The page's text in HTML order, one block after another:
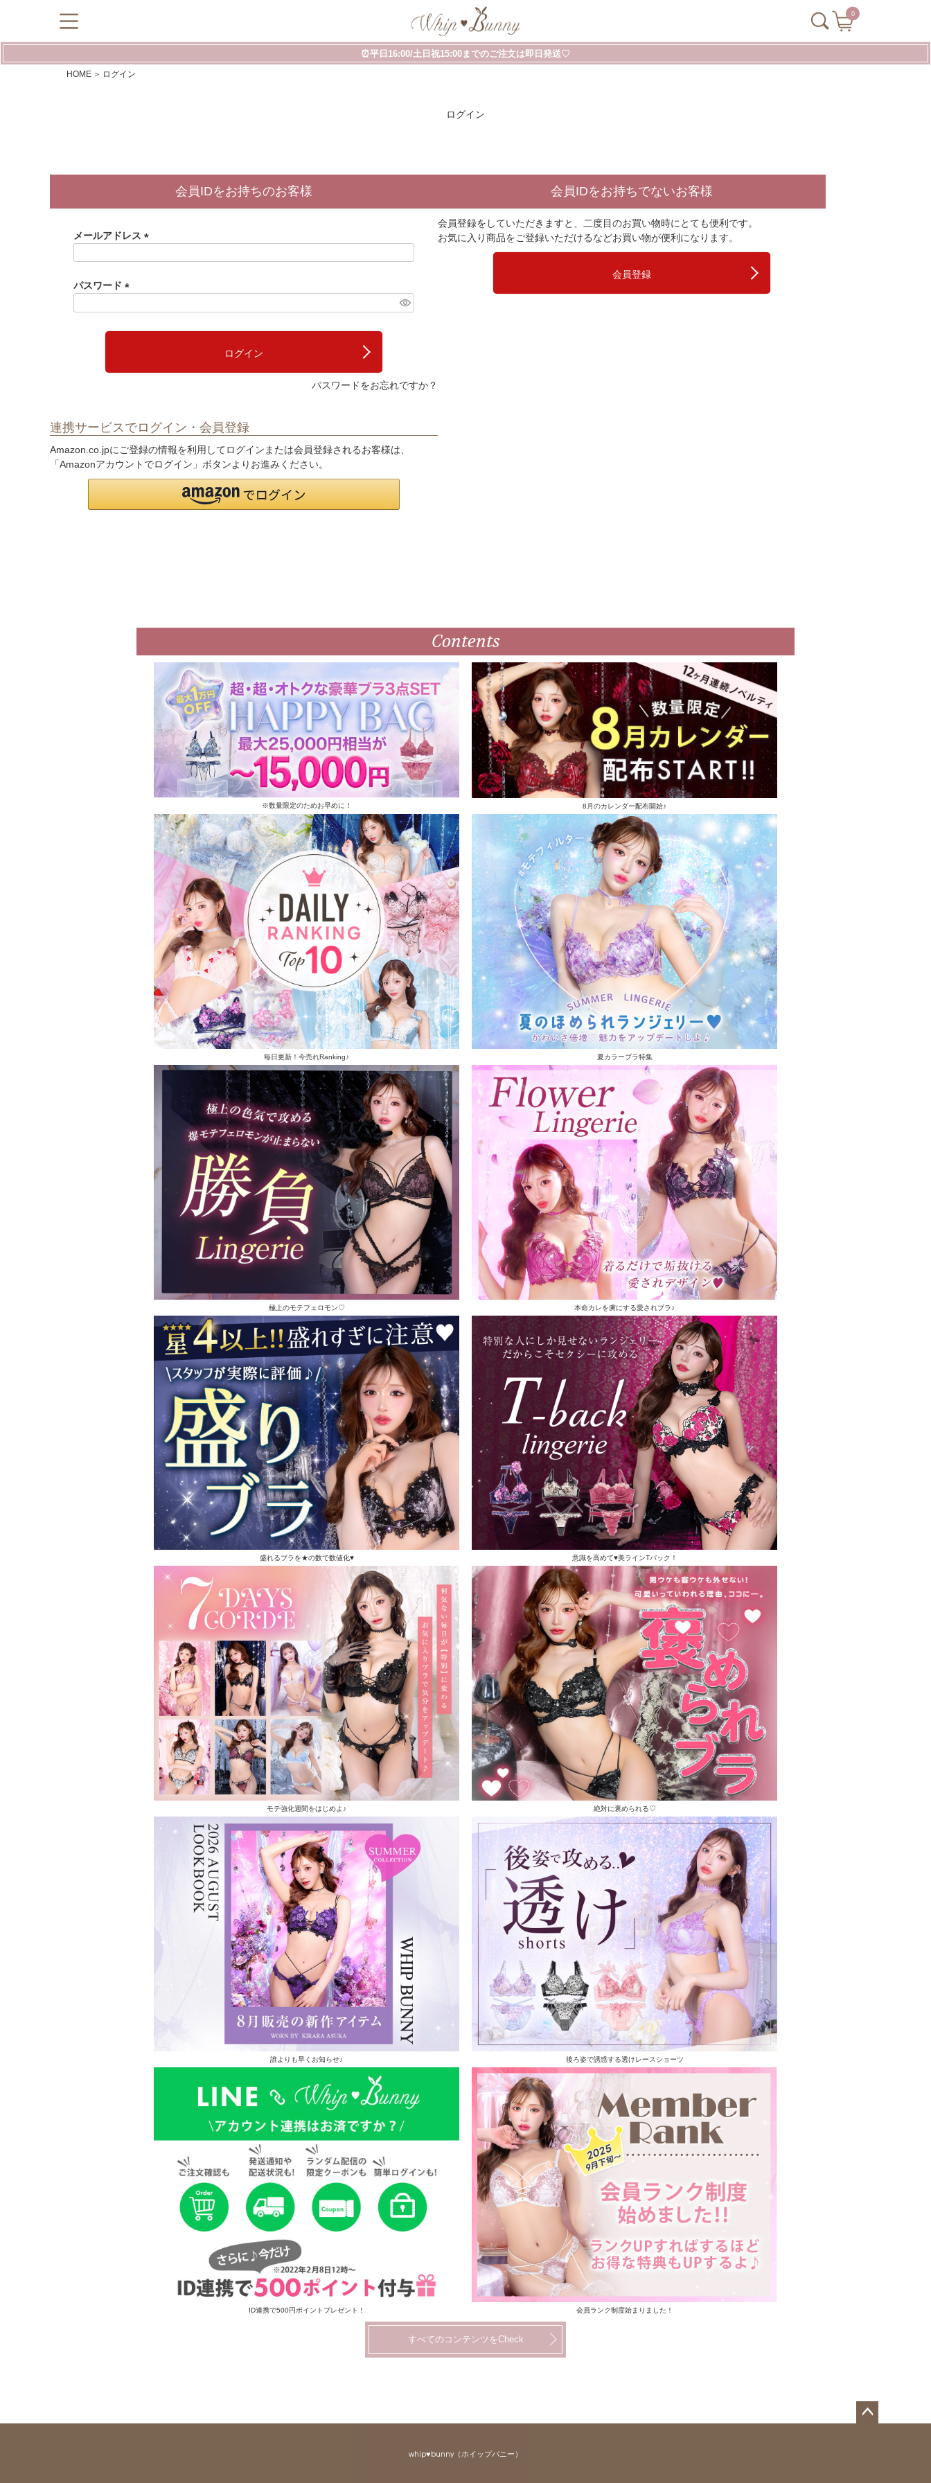
0
⏰平日16:00/土日祝15:00までのご注文は即日発送♡
HOME ログイン
ログイン
会員IDをお持ちのお客様
メールアドレス
)
パスワード
須
ログイン
パスワードをお忘れですか？
連携サービスでログイン・会員登録
Amazon.co.jpにご登録の情報を利用してログインまたは会員登録されるお客様は、
「Amazonアカウントでログイン」ボタンよりお進みください。
会員IDをお持ちでないお客様
会員登録をしていただきますと、二度目のお買い物時にとても便利です。
お気に入り商品をご登録いただけるなどお買い物が便利になります。
会員登録
Contents
※数量限定のためお早めに！ 8月のカレンダー配布開始♪
毎日更新！今売れRanking♪ 夏カラーブラ特集
極上のモテフェロモン♡ 本命カレを虜にする愛されブラ♪
盛れるブラを★の数で数値化♥ 意識を高めて♥美ラインTバック！
モテ強化週間をはじめよ♪ 絶対に褒められる♡
誰よりも早くお知らせ♪ 後ろ姿で誘惑する透けレースショーツ
ID連携で500円ポイントプレゼント！ 会員ランク制度始まりました！
すべてのコンテンツをCheck
whip♥bunny（ホイップバニー）